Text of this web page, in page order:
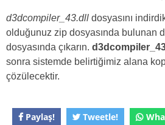
d3dcompiler_43.dll dosyasını
olduğunuz zip dosyasında bulunan
dosyasında çıkarın.
sonra sistemde belirtiğimiz alana
çözülecektir.
Paylaş! Tweetle!